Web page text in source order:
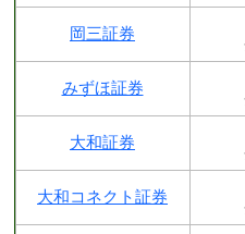
岡三証券
みずほ証券
大和証券
大和コネクト証券